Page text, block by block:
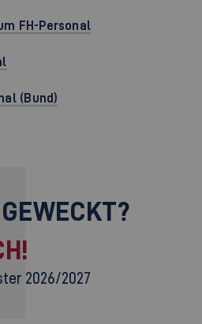
FH-Personal
(Bund)
2026/2027